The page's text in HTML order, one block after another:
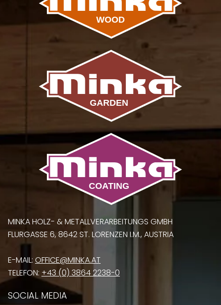
MINKA HOLZ- & METALLVERARBEITUNGS GMBH
FLURGASSE 6, 8642 ST. LORENZEN I.M., AUSTRIA
E-MAIL: OFFICE@MINKA.AT
TELEFON: +43 (0) 3864 2238-0
SOCIAL MEDIA